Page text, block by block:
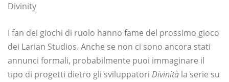
Divinity
I fan dei giochi di ruolo hanno fame del prossimo gioco
dei Larian Studios. Anche se non ci sono ancora stati
annunci formali, probabilmente puoi immaginare il
tipo di progetti dietro gli sviluppatori Divinità la serie su